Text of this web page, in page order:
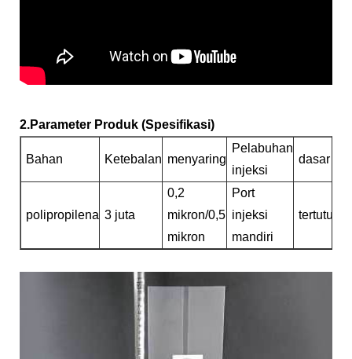
2.Parameter Produk (Spesifikasi)
Bahan Ketebalan menyaring
Pelabuhan
injeksi
dasar
polipropilena 3 juta
0,2
mikron/0,5
mikron
Port
injeksi
mandiri
tertutup